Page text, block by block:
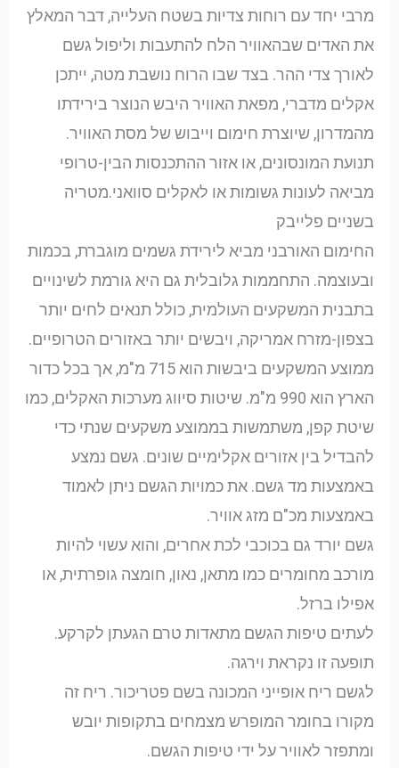
מרבי יחד עם רוחות צדיות בשטח העלייה, דבר המאלץ
את האדים שבהאוויר הלח להתעבות וליפול גשם
לאורך צדי ההר. בצד שבו הרוח נושבת מטה, ייתכן
אקלים מדברי, מפאת האוויר היבש הנוצר בירידתו
מהמדרון, שיוצרת חימום וייבוש של מסת האוויר.
תנועת המונסונים, או אזור ההתכנסות הבין-טרופי
מביאה לעונות גשומות או לאקלים סוואני.מטריה
בשניים פלייבק
החימום האורבני מביא לירידת גשמים מוגברת, בכמות
ובעוצמה. התחממות גלובלית גם היא גורמת לשינויים
בתבנית המשקעים העולמית, כולל תנאים לחים יותר
בצפון-מזרח אמריקה, ויבשים יותר באזורים הטרופיים.
ממוצע המשקעים ביבשות הוא 715 מ"מ, אך בכל כדור
הארץ הוא 990 מ"מ. שיטות סיווג מערכות האקלים, כמו
שיטת קפן, משתמשות בממוצע משקעים שנתי כדי
להבדיל בין אזורים אקלימיים שונים. גשם נמצע
באמצעות מד גשם. את כמויות הגשם ניתן לאמוד
באמצעות מכ"ם מזג אוויר.
גשם יורד גם בכוכבי לכת אחרים, והוא עשוי להיות
מורכב מחומרים כמו מתאן, נאון, חומצה גופרתית, או
אפילו ברזל.
לעתים טיפות הגשם מתאדות טרם הגעתן לקרקע.
תופעה זו נקראת וירגה.
לגשם ריח אופייני המכונה בשם פטריכור. ריח זה
מקורו בחומר המופרש מצמחים בתקופות יובש
ומתפזר לאוויר על ידי טיפות הגשם.